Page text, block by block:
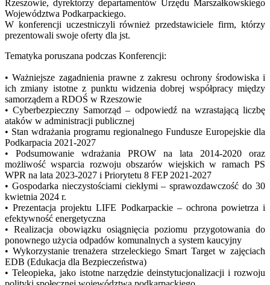
Rzeszowie, dyrektorzy departamentów Urzędu Marszałkowskiego
Województwa Podkarpackiego.
W konferencji uczestniczyli również przedstawiciele firm, którzy
prezentowali swoje oferty dla jst.
Tematyka poruszana podczas Konferencji:
• Ważniejsze zagadnienia prawne z zakresu ochrony środowiska i
ich zmiany istotne z punktu widzenia dobrej współpracy między
samorządem a RDOŚ w Rzeszowie
• Cyberbezpieczny Samorząd – odpowiedź na wzrastającą liczbę
ataków w administracji publicznej
• Stan wdrażania programu regionalnego Fundusze Europejskie dla
Podkarpacia 2021-2027
• Podsumowanie wdrażania PROW na lata 2014-2020 oraz
możliwość wsparcia rozwoju obszarów wiejskich w ramach PS
WPR na lata 2023-2027 i Priorytetu 8 FEP 2021-2027
• Gospodarka nieczystościami ciekłymi – sprawozdawczość do 30
kwietnia 2024 r.
• Prezentacja projektu LIFE Podkarpackie – ochrona powietrza i
efektywność energetyczna
• Realizacja obowiązku osiągnięcia poziomu przygotowania do
ponownego użycia odpadów komunalnych a system kaucyjny
• Wykorzystanie trenażera strzeleckiego Smart Target w zajęciach
EDB (Edukacja dla Bezpieczeństwa)
• Teleopieka, jako istotne narzędzie deinstytucjonalizacji i rozwoju